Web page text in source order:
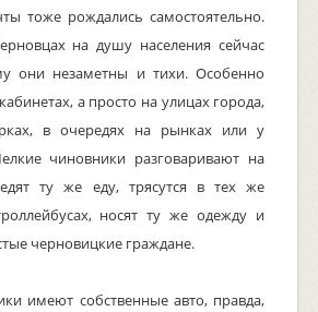
тоже рождались самостоятельно.
на душу населения сейчас
они незаметны и тихи. Особенно
а просто на улицах города,
в очередях на рынках или у
чиновники разговаривают на
ту же еду, трясутся в тех же
носят ту же одежду и
черновицкие граждане.
имеют собственные авто, правда,